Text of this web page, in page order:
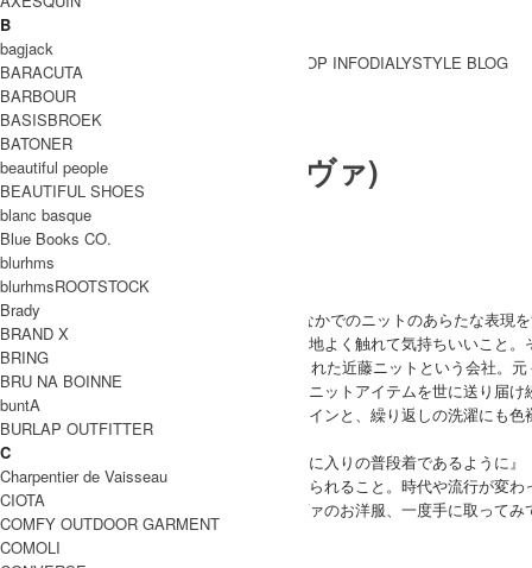
BRAND一覧
BRAND一覧
SHOP INFODIALYSTYLE BLOG
evameva (エヴァムエヴァ)
ブランド紹介
evameva
"ニットのもつあたたかさ、そして暮らしのなかでのニットのあらたな表現
日々の暮らしを心地よく過ごす、また見て心地よく触れて気持ちいいこと
エヴァムエヴァのはじまりは1945年に創業された近藤ニットという会社。
長年で培われた技術はすばらしく、高品質なニットアイテムを世に送り届け
シンプルながら毎日着ても飽きの来ないデザインと、繰り返しの洗濯にも
ムです。
『とっておきの１枚であることよりも、お気に入りの普段着であるように』
『無理なく、自然体で。長く愛着をもってきられること。時代や流行が変
そんなメッセージが込められたエヴァムエヴァのお洋服、一度手に取ってみ
evameva 取り扱い商品
INFORMATION
B
bagjack
BARACUTA
BARBOUR
BASISBROEK
BATONER
beautiful people
BEAUTIFUL SHOES
blanc basque
Blue Books CO.
blurhms
blurhmsROOTSTOCK
Brady
BRAND X
BRING
BRU NA BOINNE
buntA
BURLAP OUTFITTER
C
Charpentier de Vaisseau
CIOTA
COMFY OUTDOOR GARMENT
COMOLI